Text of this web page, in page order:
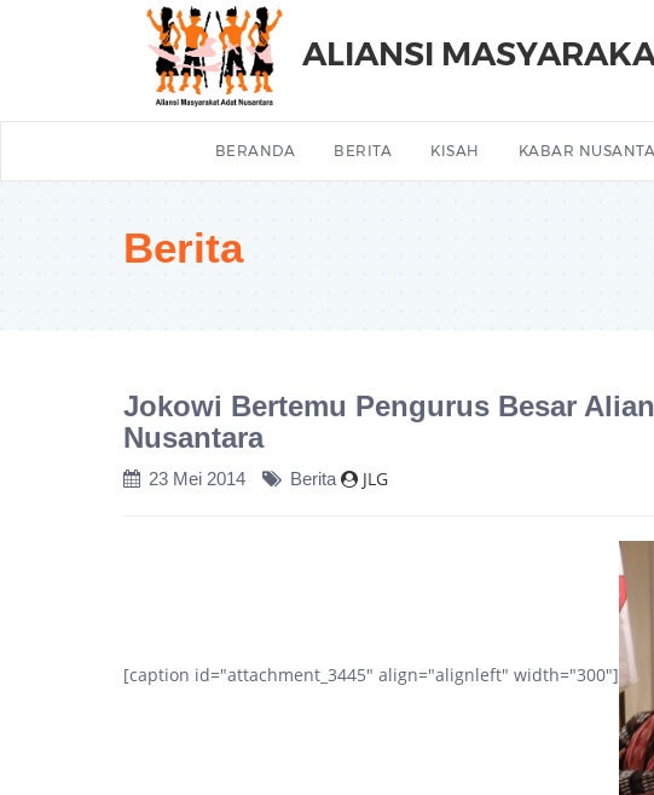
ALIANSI
BERANDA BERITA KISAH KABAR
Berita
Jokowi Bertemu Pengurus Besar
Nusantara
23 Mei 2014 Berita JLG
[caption id="attachment_3445" align="alignleft" width="300"]